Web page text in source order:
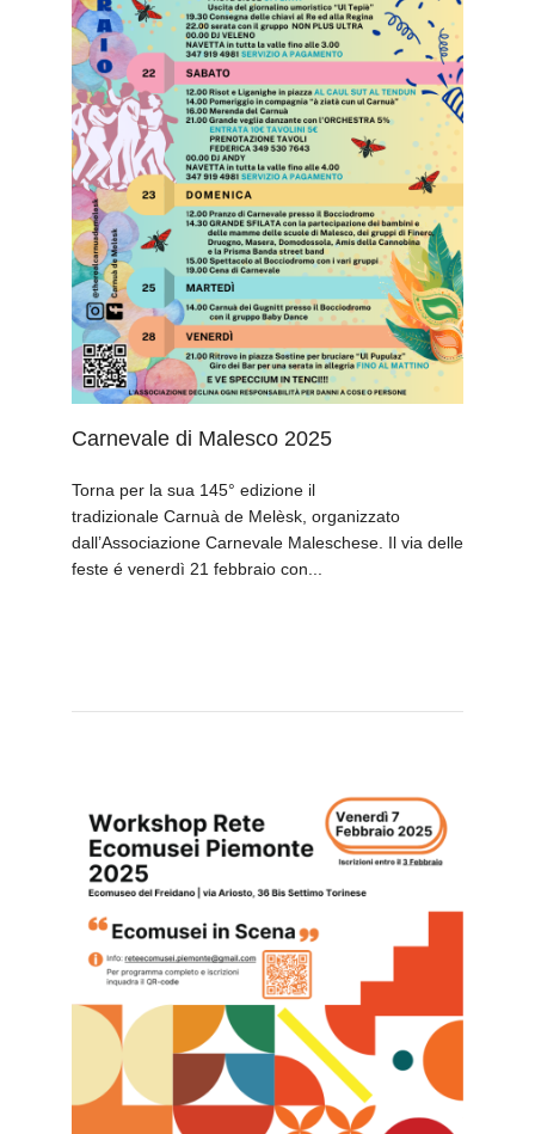
Carnevale di Malesco 2025
Torna per la sua 145° edizione il
tradizionale Carnuà de Melèsk, organizzato
dall’Associazione Carnevale Maleschese. Il via delle
feste é venerdì 21 febbraio con...